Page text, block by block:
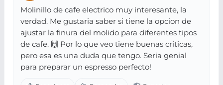
Molinillo de cafe electrico muy interesante, la
verdad. Me gustaria saber si tiene la opcion de
ajustar la finura del molido para diferentes tipos
de cafe. 🙌 Por lo que veo tiene buenas criticas,
pero esa es una duda que tengo. Seria genial
para preparar un espresso perfecto!